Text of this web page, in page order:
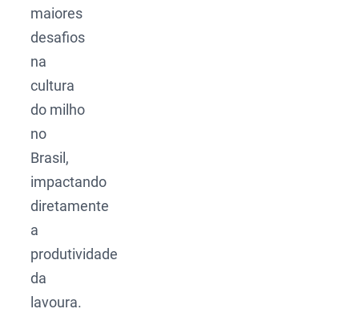
maiores
desafios
na
cultura
do milho
no
Brasil,
impactando
diretamente
a
produtividade
da
lavoura.